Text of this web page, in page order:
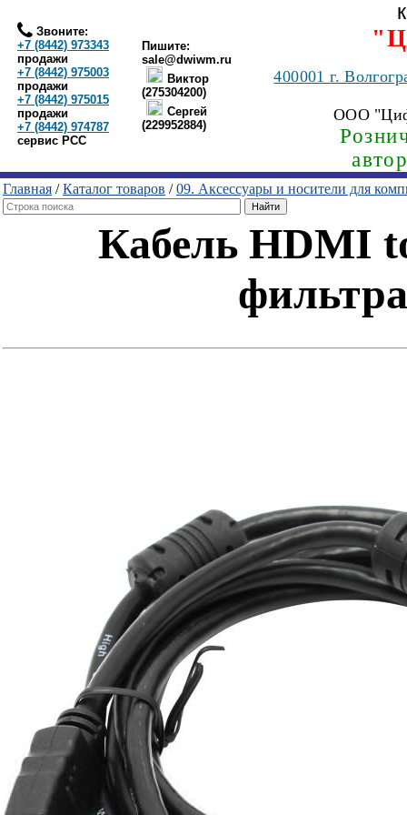
Звоните:
+7 (8442) 973343
продажи
+7 (8442) 975003
продажи
+7 (8442) 975015
продажи
+7 (8442) 974787
сервис РСС
Пишите:
sale@dwiwm.ru
Виктор
(275304200)
Сергей
(229952884)
400001г.
ООО
Главная /Каталог товаров /09. Аксессуары и носители для
Кабель HDMI